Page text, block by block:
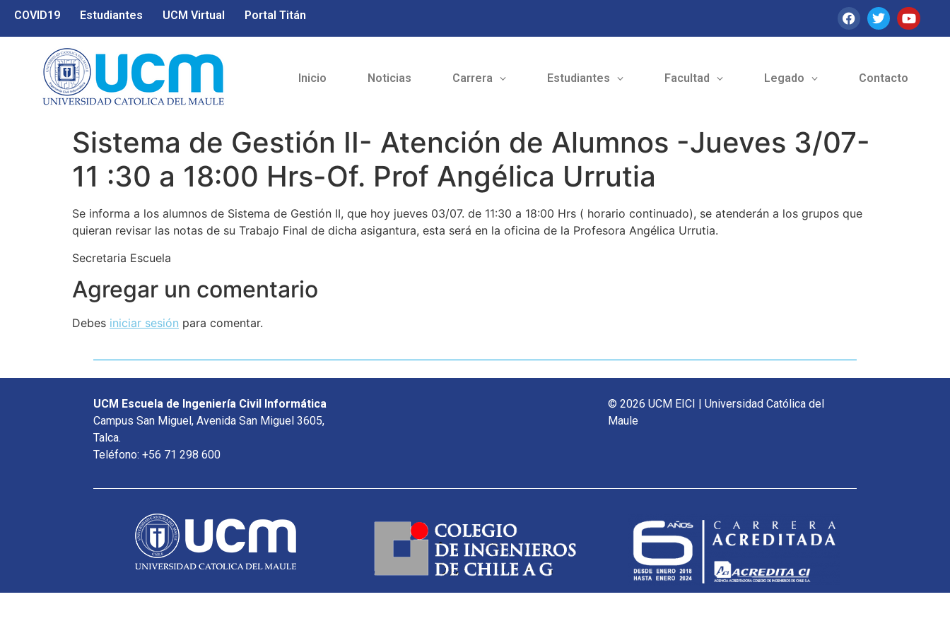
COVID19 Estudiantes UCM Virtual Portal Titán
Inicio Noticias Carrera Estudiantes Facultad Legado Contacto
Sistema de Gestión II- Atención de Alumnos -Jueves 3/07-
11 :30 a 18:00 Hrs-Of. Prof Angélica Urrutia
Se informa a los alumnos de Sistema de Gestión II, que hoy jueves 03/07. de 11:30 a 18:00 Hrs ( horario continuado), se atenderán a los grupos que
quieran revisar las notas de su Trabajo Final de dicha asigantura, esta será en la oficina de la Profesora Angélica Urrutia.
Secretaria Escuela
Agregar un comentario
Debes iniciar sesión para comentar.
UCM Escuela de Ingeniería Civil Informática
Campus San Miguel, Avenida San Miguel 3605,
Talca.
Teléfono: +56 71 298 600
© 2026 UCM EICI | Universidad Católica del
Maule